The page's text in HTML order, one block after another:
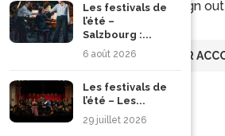
Keep me signed in until I sign out
Forgot your password?
Les festivals de
l’été –
Salzbourg :...
6 août 2026
Les festivals de
l’été – Les...
29 juillet 2026